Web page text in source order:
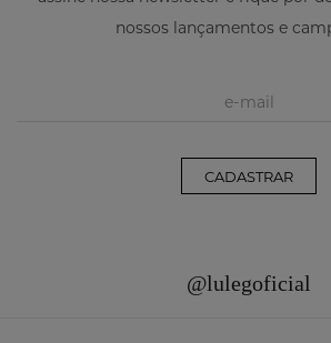
nossos lançamentos e
CADASTRAR
@lulegoficial